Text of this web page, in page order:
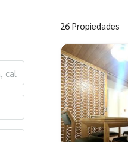
26 Propiedades